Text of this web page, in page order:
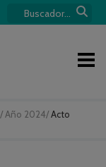
/ Año 2024/Acto